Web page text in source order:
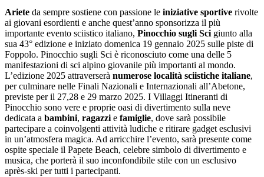
Ariete da sempre sostiene con passione le iniziative sportive rivolte
ai giovani esordienti e anche quest’anno sponsorizza il più
importante evento sciistico italiano, Pinocchio sugli Sci giunto alla
sua 43° edizione e iniziato domenica 19 gennaio 2025 sulle piste di
Foppolo. Pinocchio sugli Sci è riconosciuto come una delle 5
manifestazioni di sci alpino giovanile più importanti al mondo.
L’edizione 2025 attraverserà numerose località sciistiche italiane,
per culminare nelle Finali Nazionali e Internazionali all’Abetone,
previste per il 27,28 e 29 marzo 2025. I Villaggi Itineranti di
Pinocchio sono vere e proprie oasi di divertimento sulla neve
dedicata a bambini, ragazzi e famiglie, dove sarà possibile
partecipare a coinvolgenti attività ludiche e ritirare gadget esclusivi
in un’atmosfera magica. Ad arricchire l’evento, sarà presente come
ospite speciale il Papete Beach, celebre simbolo di divertimento e
musica, che porterà il suo inconfondibile stile con un esclusivo
après-ski per tutti i partecipanti.